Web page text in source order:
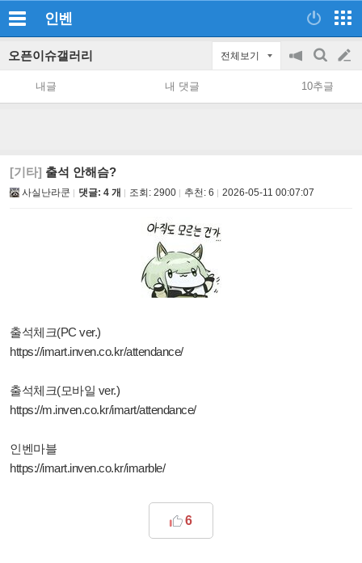
인벤
오픈이슈갤러리 전체보기
공
지
on/off
검
색
글
쓰
내글 내 댓글 10추글
[기타] 출석 안해슴?
사실난라쿤 댓글: 4 개 조회: 2900 추천: 6 2026-05-11 00:07:07
출석체크(PC ver.)
https://imart.inven.co.kr/attendance/
출석체크(모바일 ver.)
https://m.inven.co.kr/imart/attendance/
인벤마블
https://imart.inven.co.kr/imarble/
6